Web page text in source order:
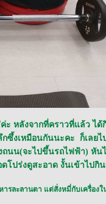
หลังจากที่คราวที่แล้ว ได้
ซึ้งเหมือนกันนะคะ ก็เลย
นน(จะไปขึ้นรถไฟฟ้า) หั
ปร่งดูสะอาด งั้นเข้าไปกิ
ารละลานตา แต่สั่งหมี่กับเครื่อง